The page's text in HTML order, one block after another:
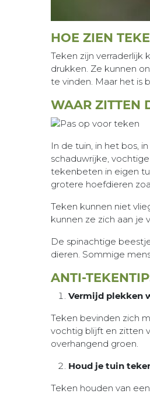
HOE ZIEN
Teken zijn
drukken. Ze kunnen
te vinden. Maar het is
WAAR ZITTEN
In de tuin, in het bos,
schaduwrijke,
tekenbeten in eigen
grotere hoefdieren
Teken kunnen niet
kunnen ze zich aan je
De spinachtige
dieren. Sommige
ANTI-
Vermijd plekken
Teken bevinden zich
vochtig blijft en zitten
overhangend groen.
Houd je tuin
Teken houden van